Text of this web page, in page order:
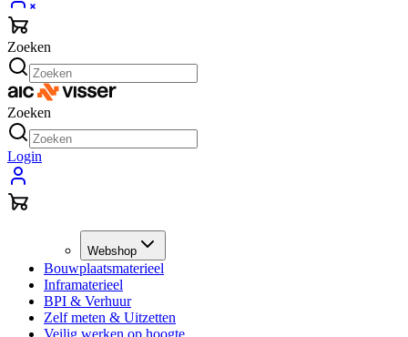
Zoeken
Zoeken
Login
Webshop
Bouwplaatsmaterieel
Inframaterieel
BPI & Verhuur
Zelf meten & Uitzetten
Veilig werken op hoogte